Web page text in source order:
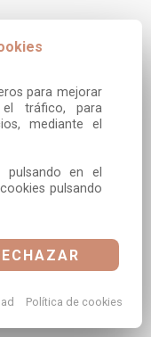
para mejorar
el tráfico, para
mediante el
pulsando en el
pulsando
Política de cookies